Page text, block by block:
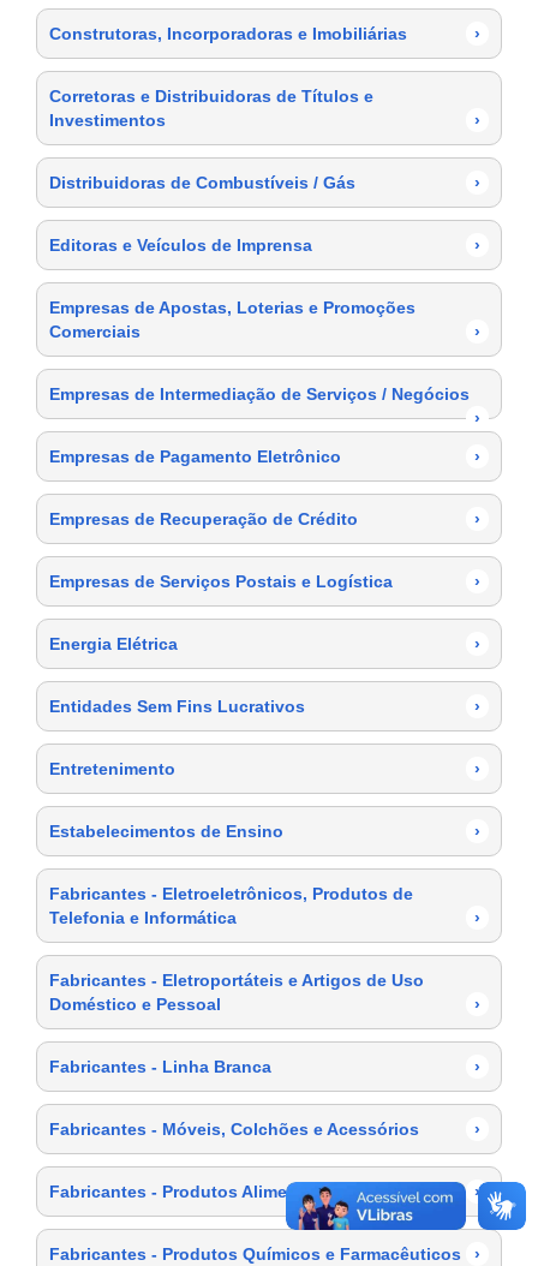
Construtoras, Incorporadoras e Imobiliárias ›
Corretoras e Distribuidoras de Títulos e
Investimentos
›
Distribuidoras de Combustíveis / Gás ›
Editoras e Veículos de Imprensa ›
Empresas de Apostas, Loterias e Promoções
Comerciais
›
Empresas de Intermediação de Serviços / Negócios
›
Empresas de Pagamento Eletrônico
›
Empresas de Recuperação de Crédito ›
Empresas de Serviços Postais e Logística ›
Energia Elétrica ›
Entidades Sem Fins Lucrativos ›
Entretenimento ›
Estabelecimentos de Ensino ›
Fabricantes - Eletroeletrônicos, Produtos de
Telefonia e Informática
›
Fabricantes - Eletroportáteis e Artigos de Uso
Doméstico e Pessoal
›
Fabricantes - Linha Branca ›
Fabricantes - Móveis, Colchões e Acessórios ›
Fabricantes - Produtos Alimentícios ›
Fabricantes - Produtos Químicos e Farmacêuticos ›